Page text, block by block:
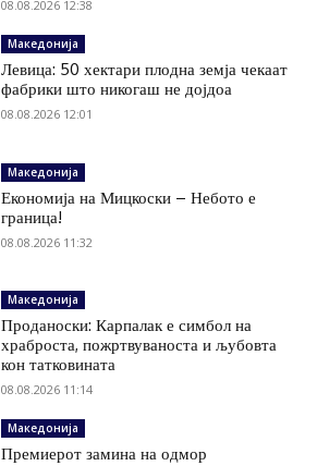
08.08.2026 12:38
Македонија
Левица: 50 хектари плодна земја чекаат
фабрики што никогаш не дојдоа
08.08.2026 12:01
Македонија
Економија на Мицкоски – Небото е
граница!
08.08.2026 11:32
Македонија
Проданоски: Карпалак е симбол на
храброста, пожртвуваноста и љубовта
кон татковината
08.08.2026 11:14
Македонија
Премиерот замина на одмор